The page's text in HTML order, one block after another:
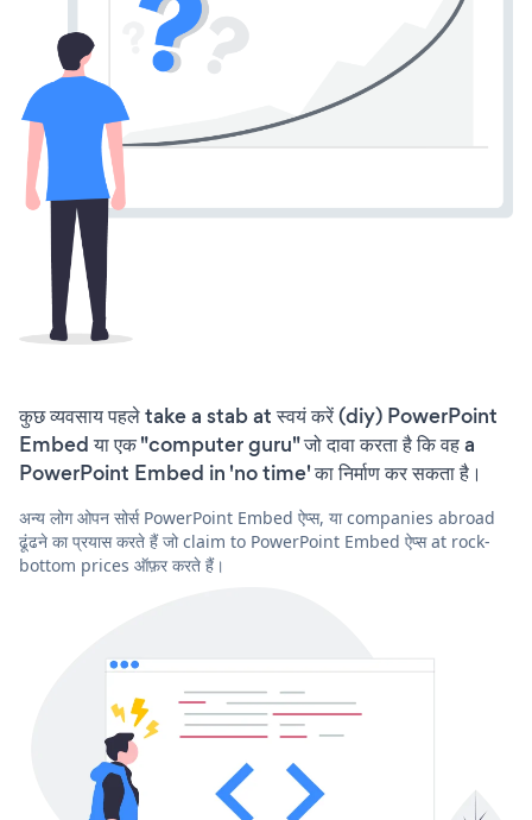
कुछ व्यवसाय पहले take a stab at स्वयं करें (diy) PowerPoint
Embed या एक "computer guru" जो दावा करता है कि वह a
PowerPoint Embed in 'no time' का निर्माण कर सकता है।
अन्य लोग ओपन सोर्स PowerPoint Embed ऐप्स, या companies abroad
ढूंढने का प्रयास करते हैं जो claim to PowerPoint Embed ऐप्स at rock-
bottom prices ऑफ़र करते हैं।